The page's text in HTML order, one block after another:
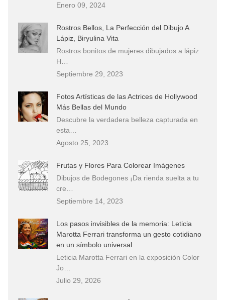
Enero 09, 2024
Rostros Bellos, La Perfección del Dibujo A
Lápiz, Biryulina Vita
Rostros bonitos de mujeres dibujados a lápiz
H…
Septiembre 29, 2023
Fotos Artísticas de las Actrices de Hollywood
Más Bellas del Mundo
Descubre la verdadera belleza capturada en
esta…
Agosto 25, 2023
Frutas y Flores Para Colorear Imágenes
Dibujos de Bodegones ¡Da rienda suelta a tu
cre…
Septiembre 14, 2023
Los pasos invisibles de la memoria: Leticia
Marotta Ferrari transforma un gesto cotidiano
en un símbolo universal
Leticia Marotta Ferrari en la exposición Color
Jo…
Julio 29, 2026